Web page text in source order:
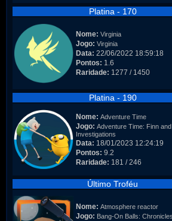
Platina - 170
Nome: Virginia
Jogo: Virginia
Data: 22/06/2022 18:59:18
Pontos: 1.6
Raridade: 1277 / 1450
Platina - 190
Nome: Adventure Time
Jogo: Adventure Time: Finn
Investigations
Data: 18/01/2023 12:24:19
Pontos: 9.2
Raridade: 181 / 246
Último Troféu
Nome: Atmosphere reactor
Jogo: Bang-On Balls: Chronicles